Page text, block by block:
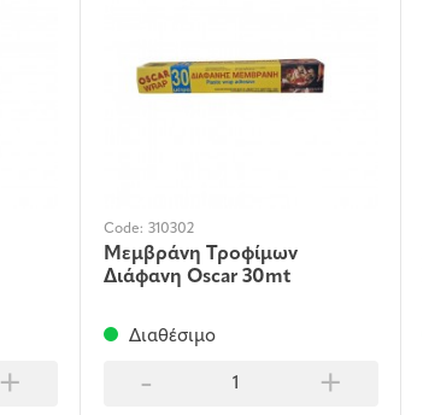
+
Code: 310302
Μεμβράνη Τροφίμων
Διάφανη Oscar 30mt
Διαθέσιμο
- +